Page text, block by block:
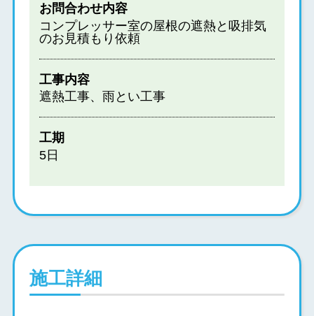
お問合わせ内容
コンプレッサー室の屋根の遮熱と吸排気
のお見積もり依頼
工事内容
遮熱工事、雨とい工事
工期
5日
施工詳細